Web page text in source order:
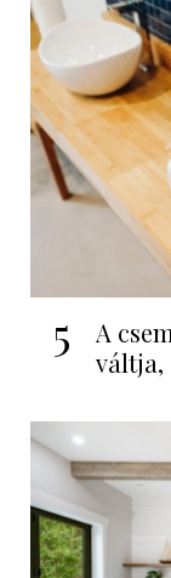
5
A
váltja,